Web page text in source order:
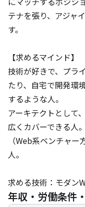
テナを張り、アジャ
す。
【求めるマインド】
技術が好きで、プラ
たり、自宅で開発環
するような人。
アーキテクトとして
広くカバーできる人。
（Web系ベンチャ
人。
求める技術：モダン
年収・労働条件